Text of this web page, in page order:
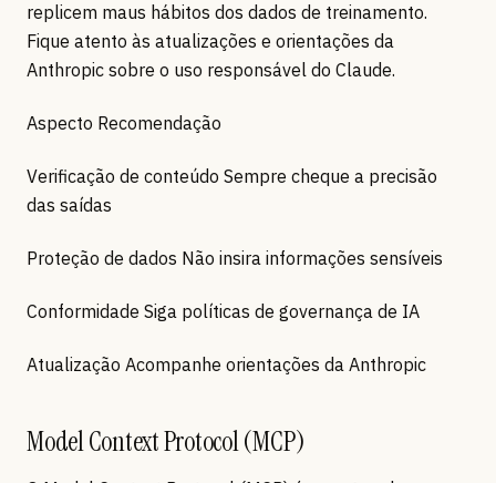
replicem maus hábitos dos dados de treinamento.
Fique atento às atualizações e orientações da
Anthropic sobre o uso responsável do Claude.
Aspecto Recomendação
Verificação de conteúdo Sempre cheque a precisão
das saídas
Proteção de dados Não insira informações sensíveis
Conformidade Siga políticas de governança de IA
Atualização Acompanhe orientações da Anthropic
Model Context Protocol (MCP)